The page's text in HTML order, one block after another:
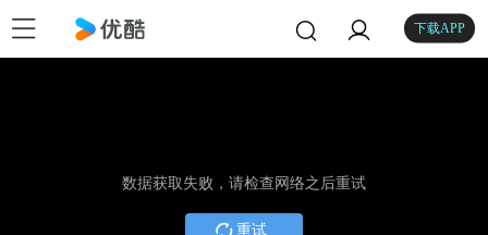
下载APP
数据获取失败，请检查网络之后重试
重试